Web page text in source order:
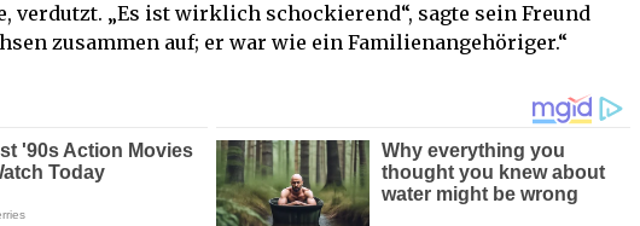
verdutzt. „Es ist wirklich schockierend“, sagte sein Freund
zusammen auf; er war wie ein Familienangehöriger.“